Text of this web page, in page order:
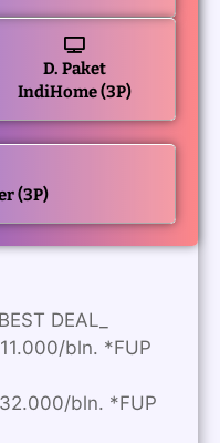
D. Paket
IndiHome (3P)
(3P)
DEAL_
bln. *FUP
bln. *FUP